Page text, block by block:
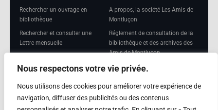
Nous respectons votre vie privée.
Nous utilisons des cookies pour améliorer votre expérience de
navigation, diffuser des publicités ou des contenus
Rechercher un ouvrage en
bibliothèque
Rechercher et consulter une
Lettre mensuelle
mensuelle
A propos, la société Les Amis de
Montluçon
Réglement de consultation de la
bibliothèque et des archives des
Amis de Montluçon
Mentions légales